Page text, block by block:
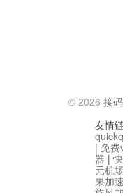
© 2026 接码
友情
| 免
器 |
元机
果加